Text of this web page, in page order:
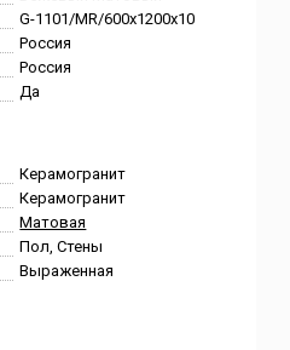
G-1101/MR/600x1200x10
Россия
Россия
Да
Керамогранит
Керамогранит
Матовая
Пол, Стены
Выраженная